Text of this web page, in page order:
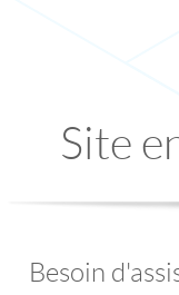
Site
Besoin